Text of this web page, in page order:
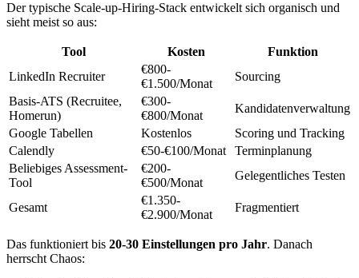
Der typische Scale-up-Hiring-Stack entwickelt sich organisch und
sieht meist so aus:
Tool Kosten
Funktion
LinkedIn Recruiter
€800-
€1.500/Monat
Sourcing
Basis-ATS (Recruitee,
Homerun)
€300-
€800/Monat
Kandidatenverwaltung
Google Tabellen
Kostenlos
Scoring und Tracking
Calendly
€50-€100/Monat
Terminplanung
Beliebiges Assessment-
Tool
€200-
€500/Monat
Gelegentliches Testen
Gesamt
€1.350-
€2.900/Monat
Fragmentiert
Das funktioniert bis 20-30 Einstellungen pro Jahr. Danach
herrscht Chaos: